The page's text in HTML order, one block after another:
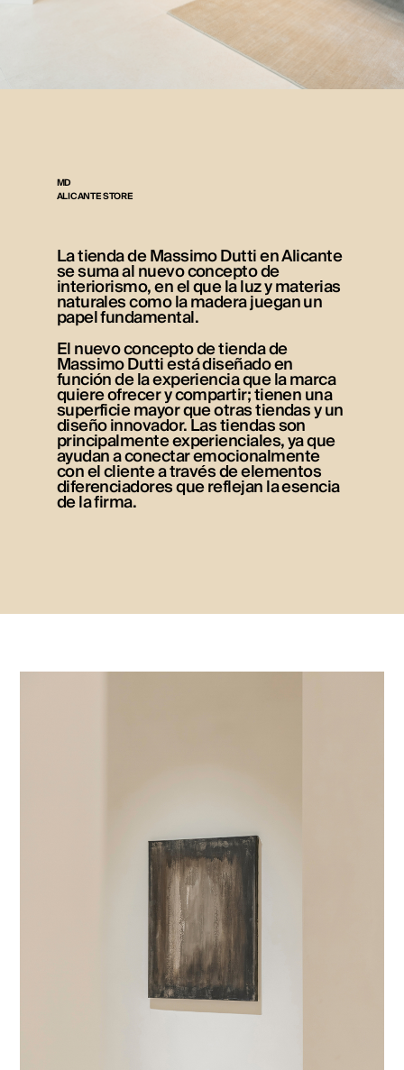
MD
ALICANTE STORE
La tienda de Massimo Dutti en Alicante
se suma al nuevo concepto de
interiorismo, en el que la luz y materias
naturales como la madera juegan un
papel fundamental.
El nuevo concepto de tienda de
Massimo Dutti está diseñado en
función de la experiencia que la marca
quiere ofrecer y compartir; tienen una
superficie mayor que otras tiendas y un
diseño innovador. Las tiendas son
principalmente experienciales, ya que
ayudan a conectar emocionalmente
con el cliente a través de elementos
diferenciadores que reflejan la esencia
de la firma.